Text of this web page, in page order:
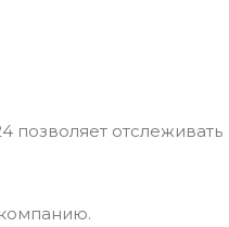
позволяет отслеживать